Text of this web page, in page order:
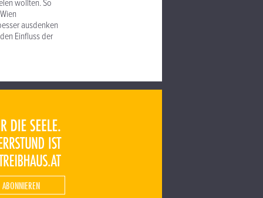
wollten. So
ausdenken
Einfluss der